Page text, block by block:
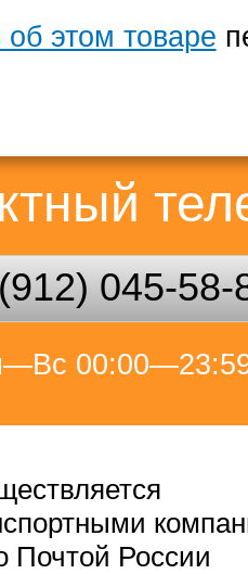
об этом товаре
045-58-
Почтой России